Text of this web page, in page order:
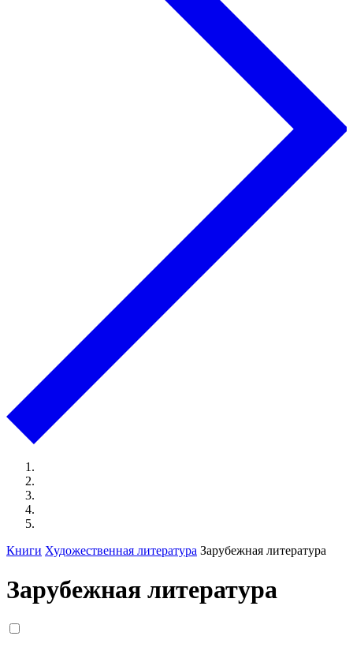
Книги Художественная литература Зарубежная литература
Зарубежная литература